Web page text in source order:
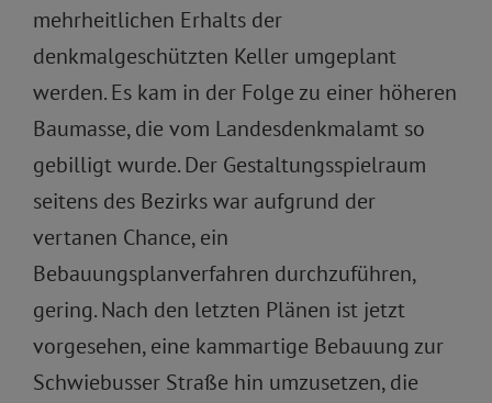
mehrheitlichen Erhalts der
denkmalgeschützten Keller umgeplant
werden. Es kam in der Folge zu einer höheren
Baumasse, die vom Landesdenkmalamt so
gebilligt wurde. Der Gestaltungsspielraum
seitens des Bezirks war aufgrund der
vertanen Chance, ein
Bebauungsplanverfahren durchzuführen,
gering. Nach den letzten Plänen ist jetzt
vorgesehen, eine kammartige Bebauung zur
Schwiebusser Straße hin umzusetzen, die